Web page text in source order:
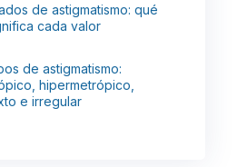
de astigmatismo: qué
cada valor
de astigmatismo:
hipermetrópico,
e irregular